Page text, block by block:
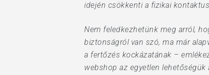
idején csökkenti a fizikai
Nem feledkezhetünk meg arról,
biztonságról van szó, ma már
a fertőzés kockázatának –
webshop az egyetlen